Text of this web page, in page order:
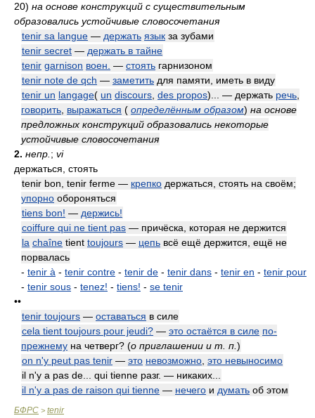
20) на основе конструкций с существительным
образовались устойчивые словосочетания
tenir sa langue — держать язык за зубами
tenir secret — держать в тайне
tenir garnison воен. — стоять гарнизоном
tenir note de qch — заметить для памяти, иметь в виду
tenir un langage( un discours des propos)... — держать речь
говорить выражаться ( определённым образом) на основе
предложных конструкций образовались некоторые
устойчивые словосочетания
2. непр. ; vi
держаться, стоять
tenir bon, tenir ferme — крепко держаться, стоять на своём;
упорно обороняться
tiens bon! — держись!
coiffure qui ne tient pas — причёска, которая не держится
la chaîne tient toujours — цепь всё ещё держится, ещё не
порвалась
- tenir à - tenir contre - tenir de - tenir dans - tenir en - tenir pour
- tenir sous - tenez! - tiens! - se tenir
••
tenir toujours — оставаться в силе
cela tient toujours pour jeudi? — это остаётся в силе по-
прежнему на четверг? (о приглашении и т. п. )
on n'y peut pas tenir — это невозможно это невыносимо
il n'y a pas de... qui tienne разг. — никаких...
il n'y a pas de raison qui tienne — нечего и думать об этом
БФРС > tenir